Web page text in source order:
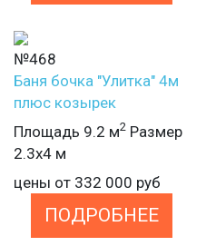
№468
Баня бочка "Улитка" 4м
плюс козырек
Площадь 9.2 м2 Размер
2.3х4 м
цены от 332 000 руб
ПОДРОБНЕЕ